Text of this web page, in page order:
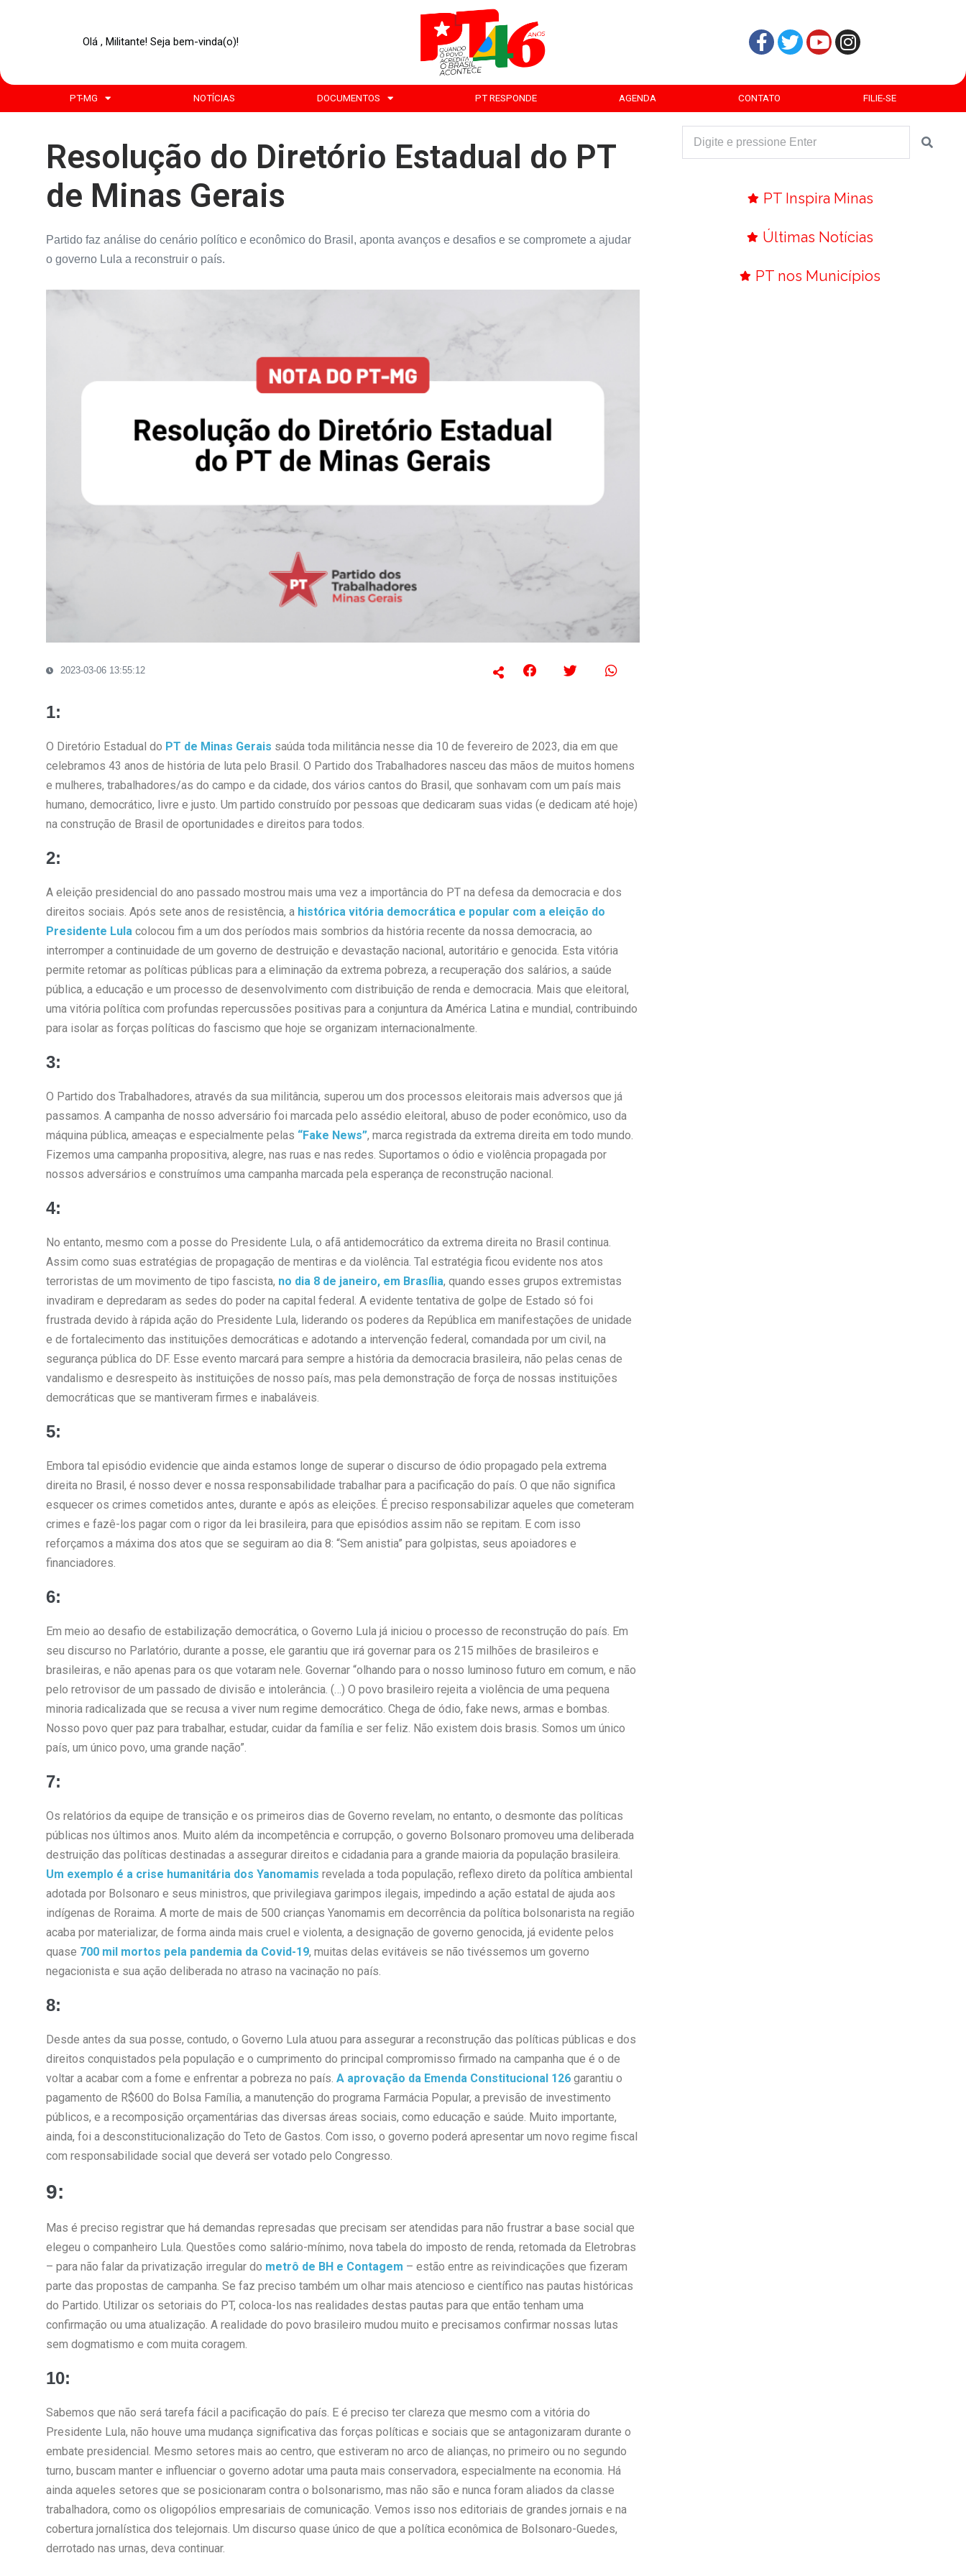
Olá , Militante! Seja bem-vinda(o)!
PT-MG NOTÍCIAS DOCUMENTOS PT RESPONDE AGENDA CONTATO FILIE-SE
Resolução do Diretório Estadual do PT
de Minas Gerais
Partido faz análise do cenário político e econômico do Brasil, aponta avanços e desafios e se compromete a ajudar
o governo Lula a reconstruir o país.
2023-03-06 13:55:12
1:
O Diretório Estadual do PT de Minas Gerais saúda toda militância nesse dia 10 de fevereiro de 2023, dia em que
celebramos 43 anos de história de luta pelo Brasil. O Partido dos Trabalhadores nasceu das mãos de muitos homens
e mulheres, trabalhadores/as do campo e da cidade, dos vários cantos do Brasil, que sonhavam com um país mais
humano, democrático, livre e justo. Um partido construído por pessoas que dedicaram suas vidas (e dedicam até hoje)
na construção de Brasil de oportunidades e direitos para todos.
2:
A eleição presidencial do ano passado mostrou mais uma vez a importância do PT na defesa da democracia e dos
direitos sociais. Após sete anos de resistência, a histórica vitória democrática e popular com a eleição do
Presidente Lula colocou fim a um dos períodos mais sombrios da história recente da nossa democracia, ao
interromper a continuidade de um governo de destruição e devastação nacional, autoritário e genocida. Esta vitória
permite retomar as políticas públicas para a eliminação da extrema pobreza, a recuperação dos salários, a saúde
pública, a educação e um processo de desenvolvimento com distribuição de renda e democracia. Mais que eleitoral,
uma vitória política com profundas repercussões positivas para a conjuntura da América Latina e mundial, contribuindo
para isolar as forças políticas do fascismo que hoje se organizam internacionalmente.
3:
O Partido dos Trabalhadores, através da sua militância, superou um dos processos eleitorais mais adversos que já
passamos. A campanha de nosso adversário foi marcada pelo assédio eleitoral, abuso de poder econômico, uso da
máquina pública, ameaças e especialmente pelas “Fake News”, marca registrada da extrema direita em todo mundo.
Fizemos uma campanha propositiva, alegre, nas ruas e nas redes. Suportamos o ódio e violência propagada por
nossos adversários e construímos uma campanha marcada pela esperança de reconstrução nacional.
4:
No entanto, mesmo com a posse do Presidente Lula, o afã antidemocrático da extrema direita no Brasil continua.
Assim como suas estratégias de propagação de mentiras e da violência. Tal estratégia ficou evidente nos atos
terroristas de um movimento de tipo fascista, no dia 8 de janeiro, em Brasília, quando esses grupos extremistas
invadiram e depredaram as sedes do poder na capital federal. A evidente tentativa de golpe de Estado só foi
frustrada devido à rápida ação do Presidente Lula, liderando os poderes da República em manifestações de unidade
e de fortalecimento das instituições democráticas e adotando a intervenção federal, comandada por um civil, na
segurança pública do DF. Esse evento marcará para sempre a história da democracia brasileira, não pelas cenas de
vandalismo e desrespeito às instituições de nosso país, mas pela demonstração de força de nossas instituições
democráticas que se mantiveram firmes e inabaláveis.
5:
Embora tal episódio evidencie que ainda estamos longe de superar o discurso de ódio propagado pela extrema
direita no Brasil, é nosso dever e nossa responsabilidade trabalhar para a pacificação do país. O que não significa
esquecer os crimes cometidos antes, durante e após as eleições. É preciso responsabilizar aqueles que cometeram
crimes e fazê-los pagar com o rigor da lei brasileira, para que episódios assim não se repitam. E com isso
reforçamos a máxima dos atos que se seguiram ao dia 8: “Sem anistia” para golpistas, seus apoiadores e
financiadores.
6:
Em meio ao desafio de estabilização democrática, o Governo Lula já iniciou o processo de reconstrução do país. Em
seu discurso no Parlatório, durante a posse, ele garantiu que irá governar para os 215 milhões de brasileiros e
brasileiras, e não apenas para os que votaram nele. Governar “olhando para o nosso luminoso futuro em comum, e não
pelo retrovisor de um passado de divisão e intolerância. (…) O povo brasileiro rejeita a violência de uma pequena
minoria radicalizada que se recusa a viver num regime democrático. Chega de ódio, fake news, armas e bombas.
Nosso povo quer paz para trabalhar, estudar, cuidar da família e ser feliz. Não existem dois brasis. Somos um único
país, um único povo, uma grande nação”.
7:
Os relatórios da equipe de transição e os primeiros dias de Governo revelam, no entanto, o desmonte das políticas
públicas nos últimos anos. Muito além da incompetência e corrupção, o governo Bolsonaro promoveu uma deliberada
destruição das políticas destinadas a assegurar direitos e cidadania para a grande maioria da população brasileira.
Um exemplo é a crise humanitária dos Yanomamis revelada a toda população, reflexo direto da política ambiental
adotada por Bolsonaro e seus ministros, que privilegiava garimpos ilegais, impedindo a ação estatal de ajuda aos
indígenas de Roraima. A morte de mais de 500 crianças Yanomamis em decorrência da política bolsonarista na região
acaba por materializar, de forma ainda mais cruel e violenta, a designação de governo genocida, já evidente pelos
quase 700 mil mortos pela pandemia da Covid-19, muitas delas evitáveis se não tivéssemos um governo
negacionista e sua ação deliberada no atraso na vacinação no país.
8:
Desde antes da sua posse, contudo, o Governo Lula atuou para assegurar a reconstrução das políticas públicas e dos
direitos conquistados pela população e o cumprimento do principal compromisso firmado na campanha que é o de
voltar a acabar com a fome e enfrentar a pobreza no país. A aprovação da Emenda Constitucional 126garantiu o
pagamento de R$600 do Bolsa Família, a manutenção do programa Farmácia Popular, a previsão de investimento
públicos, e a recomposição orçamentárias das diversas áreas sociais, como educação e saúde. Muito importante,
ainda, foi a desconstitucionalização do Teto de Gastos. Com isso, o governo poderá apresentar um novo regime fiscal
com responsabilidade social que deverá ser votado pelo Congresso.
9:
Mas é preciso registrar que há demandas represadas que precisam ser atendidas para não frustrar a base social que
elegeu o companheiro Lula. Questões como salário-mínimo, nova tabela do imposto de renda, retomada da Eletrobras
– para não falar da privatização irregular do metrô de BH e Contagem – estão entre as reivindicações que fizeram
parte das propostas de campanha. Se faz preciso também um olhar mais atencioso e científico nas pautas históricas
do Partido. Utilizar os setoriais do PT, coloca-los nas realidades destas pautas para que então tenham uma
confirmação ou uma atualização. A realidade do povo brasileiro mudou muito e precisamos confirmar nossas lutas
sem dogmatismo e com muita coragem.
10:
Sabemos que não será tarefa fácil a pacificação do país. E é preciso ter clareza que mesmo com a vitória do
Presidente Lula, não houve uma mudança significativa das forças políticas e sociais que se antagonizaram durante o
embate presidencial. Mesmo setores mais ao centro, que estiveram no arco de alianças, no primeiro ou no segundo
turno, buscam manter e influenciar o governo adotar uma pauta mais conservadora, especialmente na economia. Há
ainda aqueles setores que se posicionaram contra o bolsonarismo, mas não são e nunca foram aliados da classe
trabalhadora, como os oligopólios empresariais de comunicação. Vemos isso nos editoriais de grandes jornais e na
cobertura jornalística dos telejornais. Um discurso quase único de que a política econômica de Bolsonaro-Guedes,
derrotado nas urnas, deva continuar.
PT Inspira Minas
Últimas Notícias
PT nos Municípios